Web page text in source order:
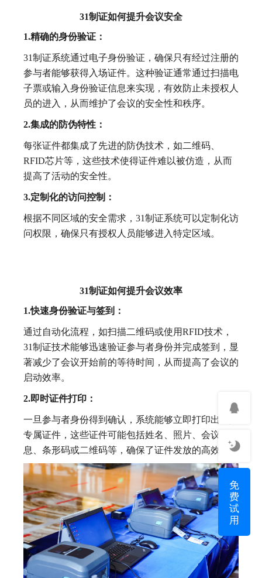
31制证如何提升会议安全
1.精确的身份验证：
31制证系统通过电子身份验证，确保只有经过注册的
参与者能够获得入场证件。这种验证通常通过扫描电
子票或输入身份验证信息来实现，有效防止未授权人
员的进入，从而维护了会议的安全性和秩序。
2.集成的防伪特性：
每张证件都集成了先进的防伪技术，如二维码、
RFID芯片等，这些技术使得证件难以被仿造，从而
提高了活动的安全性。
3.定制化的访问控制：
根据不同区域的安全需求，31制证系统可以定制化访
问权限，确保只有授权人员能够进入特定区域。
31制证如何提升会议效率
1.快速身份验证与签到：
通过自动化流程，如扫描二维码或使用RFID技术，
31制证技术能够迅速验证参与者身份并完成签到，显
著减少了会议开始前的等待时间，从而提高了会议的
启动效率。
2.即时证件打印：
一旦参与者身份得到确认，系统能够立即打印出个人
专属证件，这些证件可能包括姓名、照片、会议信
息、条形码或二维码等，确保了证件发放的高效率。
免
费
试
用